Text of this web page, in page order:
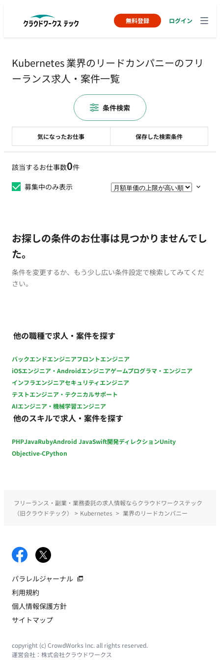
無料登録 ログイン
Kubernetes 業界のリードカンパニーのフリ
ーランス求人・案件一覧
該当するお仕事数0件
募集中のみ表示
お探しの条件のお仕事は見つかりませんでし
た。
条件を変更するか、もう少し広い条件設定で検索してみてくだ
さい。
他の職種で求人・案件を探す
バックエンドエンジニアフロントエンジニア
iOSエンジニア・Androidエンジニアゲームプログラマ・エンジニア
インフラエンジニアセキュリティエンジニア
テストエンジニア・テクニカルサポート
AIエンジニア・機械学習エンジニア
他のスキルで求人・案件を探す
PHPJavaRubyAndroid JavaSwift開発ディレクションUnity
Objective-CPython
気になったお仕事 保存した検索条件
条件検索
フリーランス・副業・業務委託の求人情報ならクラウドワークステック
（旧クラウドテック）
> Kubernetes > 業界のリードカンパニー
パラレルジャーナル
利用規約
個人情報保護方針
サイトマップ
copyright (c) CrowdWorks Inc. all rights reserved.
運営会社： 株式会社クラウドワークス